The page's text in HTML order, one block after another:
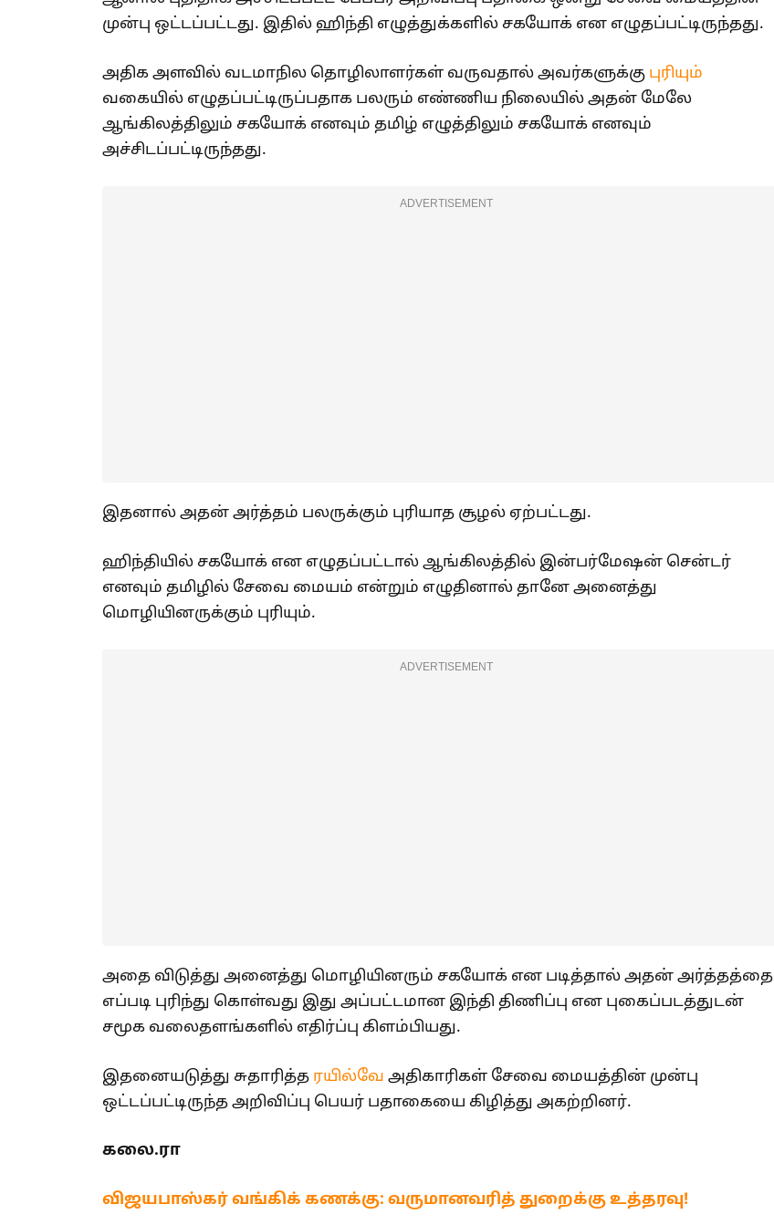
முன்பு ஒட்டப்பட்டது. இதில் ஹிந்தி எழுத்துக்களில் சகயோக் என எழுதப்பட்டிருந்தது.
அதிக அளவில் வடமாநில தொழிலாளர்கள் வருவதால் அவர்களுக்கு புரியும்
வகையில் எழுதப்பட்டிருப்பதாக பலரும் எண்ணிய நிலையில் அதன் மேலே
ஆங்கிலத்திலும் சகயோக் எனவும் தமிழ் எழுத்திலும் சகயோக் எனவும்
அச்சிடப்பட்டிருந்தது.
ADVERTISEMENT
இதனால் அதன் அர்த்தம் பலருக்கும் புரியாத சூழல் ஏற்பட்டது.
ஹிந்தியில் சகயோக் என எழுதப்பட்டால் ஆங்கிலத்தில் இன்பர்மேஷன் சென்டர்
எனவும் தமிழில் சேவை மையம் என்றும் எழுதினால் தானே அனைத்து
மொழியினருக்கும் புரியும்.
ADVERTISEMENT
அதை விடுத்து அனைத்து மொழியினரும் சகயோக் என படித்தால் அதன் அர்த்தத்தை
எப்படி புரிந்து கொள்வது இது அப்பட்டமான இந்தி திணிப்பு என புகைப்படத்துடன்
சமூக வலைதளங்களில் எதிர்ப்பு கிளம்பியது.
இதனையடுத்து சுதாரித்த ரயில்வே அதிகாரிகள் சேவை மையத்தின் முன்பு
ஒட்டப்பட்டிருந்த அறிவிப்பு பெயர் பதாகையை கிழித்து அகற்றினர்.
கலை.ரா
விஜயபாஸ்கர் வங்கிக் கணக்கு: வருமானவரித் துறைக்கு உத்தரவு!